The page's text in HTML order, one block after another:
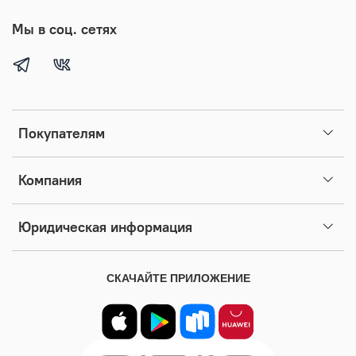
Покупателям
Компания
Юридическая информация
Мы в соц. сетях
СКАЧАЙТЕ ПРИЛОЖЕНИЕ